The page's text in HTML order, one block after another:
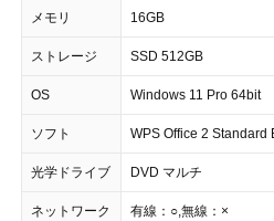
メモリ 16GB
ストレージ SSD 512GB
OS Windows 11 Pro 64bit
ソフト WPS Office 2 Standard
光学ドライブ DVD マルチ
ネットワーク 有線：○,無線：×